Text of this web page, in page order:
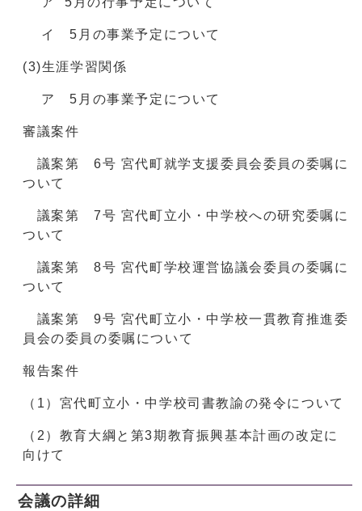
イ 5月の事業予定について
(3)生涯学習関係
ア 5月の事業予定について
審議案件
議案第 6号 宮代町就学支援委員会委員の委嘱に
ついて
議案第 7号 宮代町立小・中学校への研究委嘱に
ついて
議案第 8号 宮代町学校運営協議会委員の委嘱に
ついて
議案第 9号 宮代町立小・中学校一貫教育推進委
員会の委員の委嘱について
報告案件
（1）宮代町立小・中学校司書教諭の発令について
（2）教育大綱と第3期教育振興基本計画の改定に
向けて
会議の詳細